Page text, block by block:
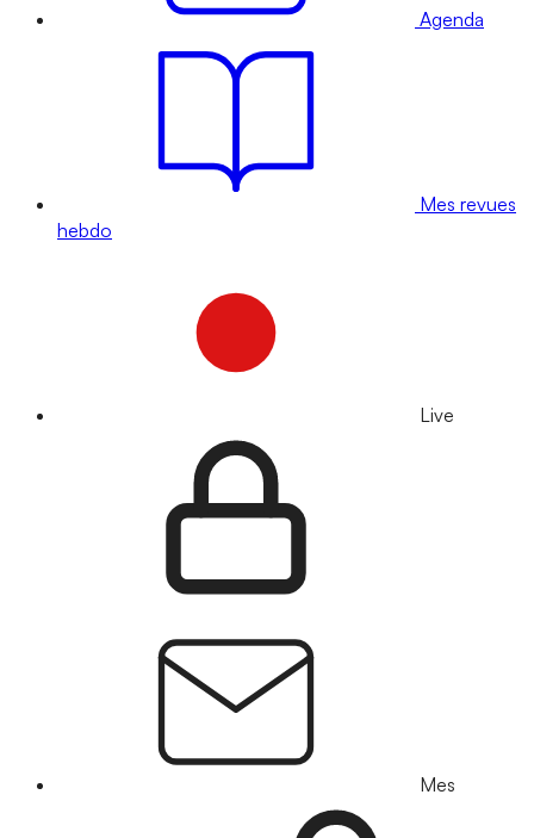
Agenda
Mes revues
hebdo
Live
Mes